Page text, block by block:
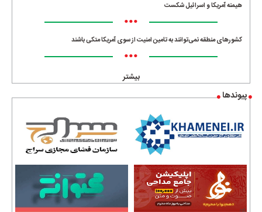
هیمنه آمریکا و اسرائیل شکست
•••
کشورهای منطقه نمی‌توانند به تامین امنیت از سوی آمریکا متکی باشند
•••
بیشتر
پیوندها